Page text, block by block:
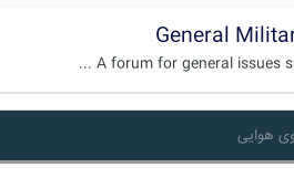
General
A forum for general issues